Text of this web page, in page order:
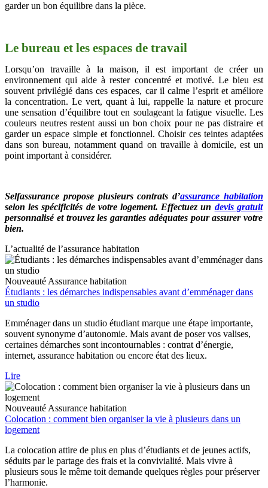
garder un bon équilibre dans la pièce.
Le bureau et les espaces de travail
Lorsqu’on travaille à la maison, il est important de créer un
environnement qui aide à rester concentré et motivé. Le bleu est
souvent privilégié dans ces espaces, car il calme l’esprit et améliore
la concentration. Le vert, quant à lui, rappelle la nature et procure
une sensation d’équilibre tout en soulageant la fatigue visuelle. Les
couleurs neutres restent aussi un bon choix pour ne pas distraire et
garder un espace simple et fonctionnel. Choisir ces teintes adaptées
dans son bureau, notamment quand on travaille à domicile, est un
point important à considérer.
Selfassurance propose plusieurs contrats d’assurance habitation
selon les spécificités de votre logement. Effectuez un devis gratuit
personnalisé et trouvez les garanties adéquates pour assurer votre
bien.
L’actualité de l’assurance habitation
Nouveauté Assurance habitation
Étudiants : les démarches indispensables avant d’emménager dans
un studio
Emménager dans un studio étudiant marque une étape importante,
souvent synonyme d’autonomie. Mais avant de poser vos valises,
certaines démarches sont incontournables : contrat d’énergie,
internet, assurance habitation ou encore état des lieux.
Lire
Nouveauté Assurance habitation
Colocation : comment bien organiser la vie à plusieurs dans un
logement
La colocation attire de plus en plus d’étudiants et de jeunes actifs,
séduits par le partage des frais et la convivialité. Mais vivre à
plusieurs sous le même toit demande quelques règles pour préserver
l’harmonie.